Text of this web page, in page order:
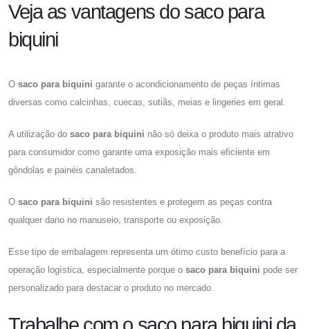
Veja as vantagens do saco para
biquini
O saco para biquini garante o acondicionamento de peças íntimas
diversas como calcinhas, cuecas, sutiãs, meias e lingeries em geral.
A utilização do saco para biquini não só deixa o produto mais atrativo
para consumidor como garante uma exposição mais eficiente em
gôndolas e painéis canaletados.
O saco para biquini são resistentes e protegem as peças contra
qualquer dano no manuseio, transporte ou exposição.
Esse tipo de embalagem representa um ótimo custo benefício para a
operação logística, especialmente porque o saco para biquini pode ser
personalizado para destacar o produto no mercado.